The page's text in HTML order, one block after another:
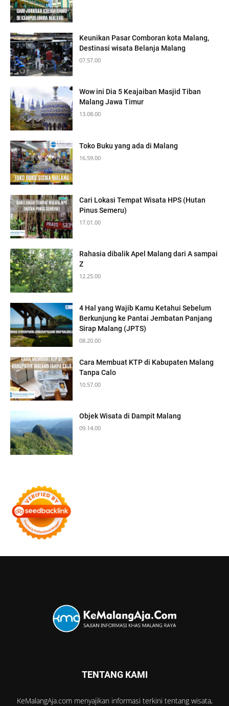
Keunikan Pasar Comboran kota Malang,
Destinasi wisata Belanja Malang
07.57.00
Wow ini Dia 5 Keajaiban Masjid Tiban
Malang Jawa Timur
13.08.00
Toko Buku yang ada di Malang
16.59.00
Cari Lokasi Tempat Wisata HPS (Hutan
Pinus Semeru)
17.01.00
Rahasia dibalik Apel Malang dari A sampai
Z
12.25.00
4 Hal yang Wajib Kamu Ketahui Sebelum
Berkunjung ke Pantai Jembatan Panjang
Sirap Malang (JPTS)
08.20.00
Cara Membuat KTP di Kabupaten Malang
Tanpa Calo
10.57.00
Objek Wisata di Dampit Malang
09.14.00
TENTANG KAMI
KeMalangAja.com menyajikan informasi terkini tentang wisata,